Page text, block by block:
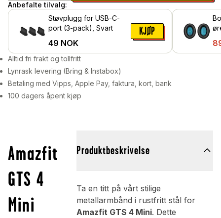
Anbefalte tilvalg:
Støvplugg for USB-C-
port (3-pack), Svart
49 NOK
KJØP
Alltid fri frakt og tollfritt
Lynrask levering (Bring & Instabox)
Betaling med Vipps, Apple Pay, faktura, kort, bank
100 dagers åpent kjøp
Amazfit
GTS 4
Mini
Produktbeskrivelse
Ta en titt på vårt stilige
metallarmbånd i rustfritt stål for
Amazfit GTS 4 Mini. Dette